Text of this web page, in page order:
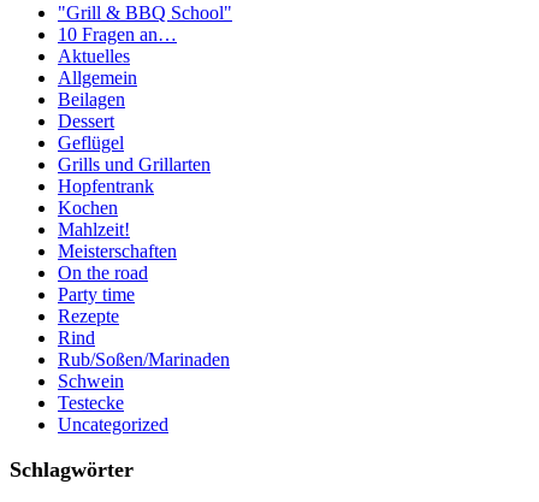
"Grill & BBQ School"
10 Fragen an…
Aktuelles
Allgemein
Beilagen
Dessert
Geflügel
Grills und Grillarten
Hopfentrank
Kochen
Mahlzeit!
Meisterschaften
On the road
Party time
Rezepte
Rind
Rub/Soßen/Marinaden
Schwein
Testecke
Uncategorized
Schlagwörter